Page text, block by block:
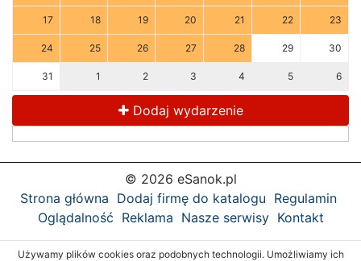
17 18 19 20 21 22 23
24 25 26 27 28 29 30
31 1 2 3 4 5 6
Dodaj wydarzenie
© 2026 eSanok.pl
Strona główna Dodaj firmę do katalogu Regulamin
Oglądalność Reklama Nasze serwisy Kontakt
Używamy plików cookies oraz podobnych technologii. Umożliwiamy ich